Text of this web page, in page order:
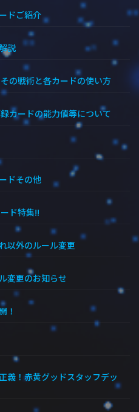
ドご紹介
説
の戦術と各カードの使い方
カードの能力値等について
ドその他
ド特集!!
以外のルール変更
変更のお知らせ
！
義！赤黄グッドスタッフデッ